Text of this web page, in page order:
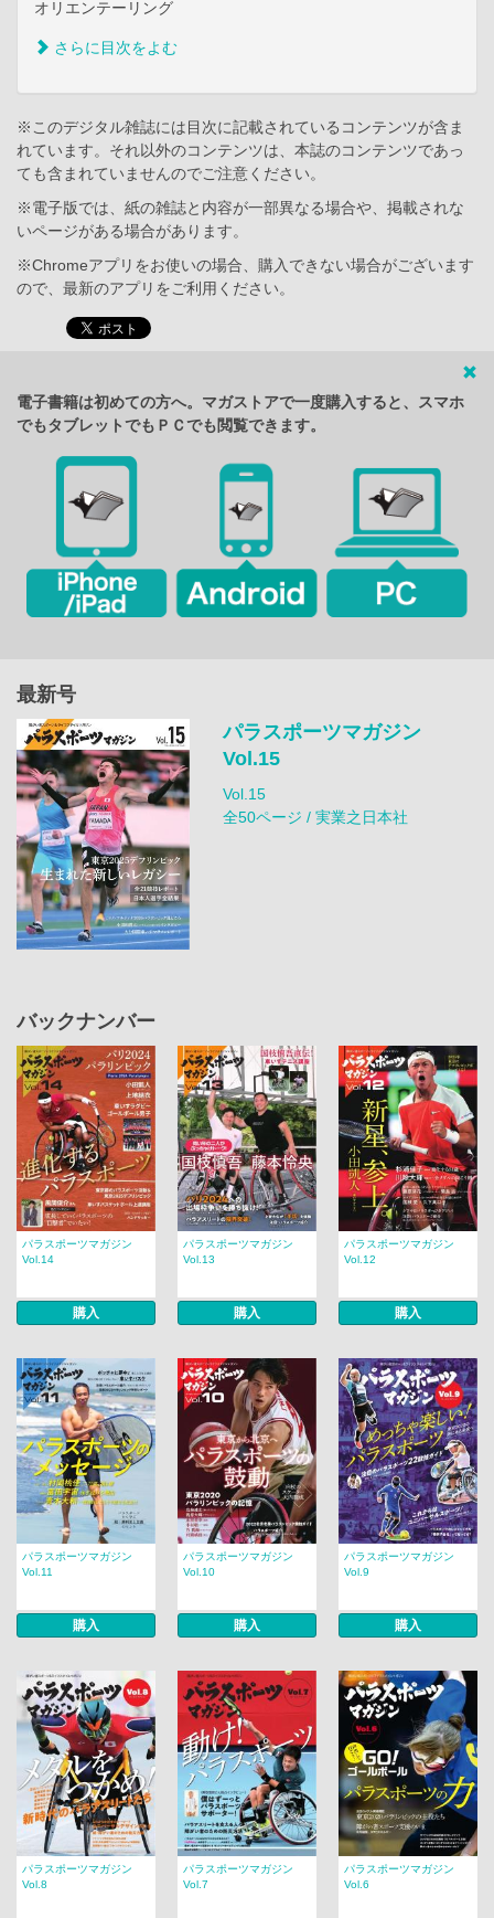
オリエンテーリング
さらに目次をよむ
※このデジタル雑誌には目次に記載されているコンテンツが含ま
れています。それ以外のコンテンツは、本誌のコンテンツであっ
ても含まれていませんのでご注意ください。
※電子版では、紙の雑誌と内容が一部異なる場合や、掲載されな
いページがある場合があります。
※Chromeアプリをお使いの場合、購入できない場合がございます
ので、最新のアプリをご利用ください。
電子書籍は初めての方へ。マガストアで一度購入すると、スマホ
でもタブレットでもＰＣでも閲覧できます。
最新号
パラスポーツマガジン
Vol.15
Vol.15
全50ページ / 実業之日本社
バックナンバー
パラスポーツマガジン
Vol.14
購入
パラスポーツマガジン
Vol.13
購入
パラスポーツマガジン
Vol.12
購入
パラスポーツマガジン
Vol.11
購入
パラスポーツマガジン
Vol.10
購入
パラスポーツマガジン
Vol.9
購入
パラスポーツマガジン
Vol.8
パラスポーツマガジン
Vol.7
パラスポーツマガジン
Vol.6